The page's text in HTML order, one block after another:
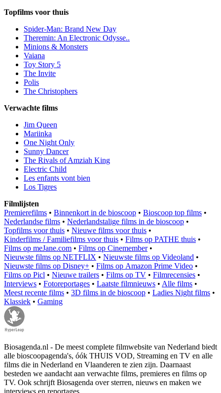
Topfilms voor thuis
Spider-Man: Brand New Day
Theremin: An Electronic Odysse..
Minions & Monsters
Vaiana
Toy Story 5
The Invite
Polis
The Christophers
Verwachte films
Jim Queen
Mariinka
One Night Only
Sunny Dancer
The Rivals of Amziah King
Electric Child
Les enfants vont bien
Los Tigres
Filmlijsten
Premierefilms • Binnenkort in de bioscoop • Bioscoop top films •
Nederlandse films • Nederlandstalige films in de bioscoop •
Topfilms voor thuis • Nieuwe films voor thuis •
Kinderfilms / Familiefilms voor thuis • Films op PATHE thuis •
Films op meJane.com • Films op Cinemember•
Nieuwste films op NETFLIX • Nieuwste films op Videoland •
Nieuwste films op Disney+ • Films op Amazon Prime Video •
Films op Picl • Nieuwe trailers • Films op TV • Filmrecensies •
Interviews • Fotoreportages • Laatste filmnieuws • Alle films •
Meest recente films • 3D films in de bioscoop • Ladies Night films •
Klassiek • Gaming
Biosagenda.nl - De meest complete filmwebsite van Nederland biedt
alle bioscoopagenda's, óók THUIS VOD, Streaming en TV en alle
films die in Nederland en Vlaanderen te zien zijn. Daarnaast
besteden we aandacht aan verwachte films, premieres en films op
TV. Ook schrijft Biosagenda over sterren, nieuws en maken we
interviews en reportages.